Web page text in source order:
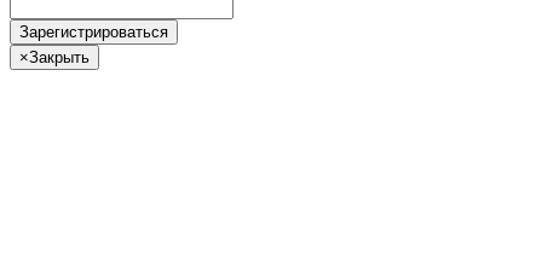
Зарегистрироваться
×Закрыть